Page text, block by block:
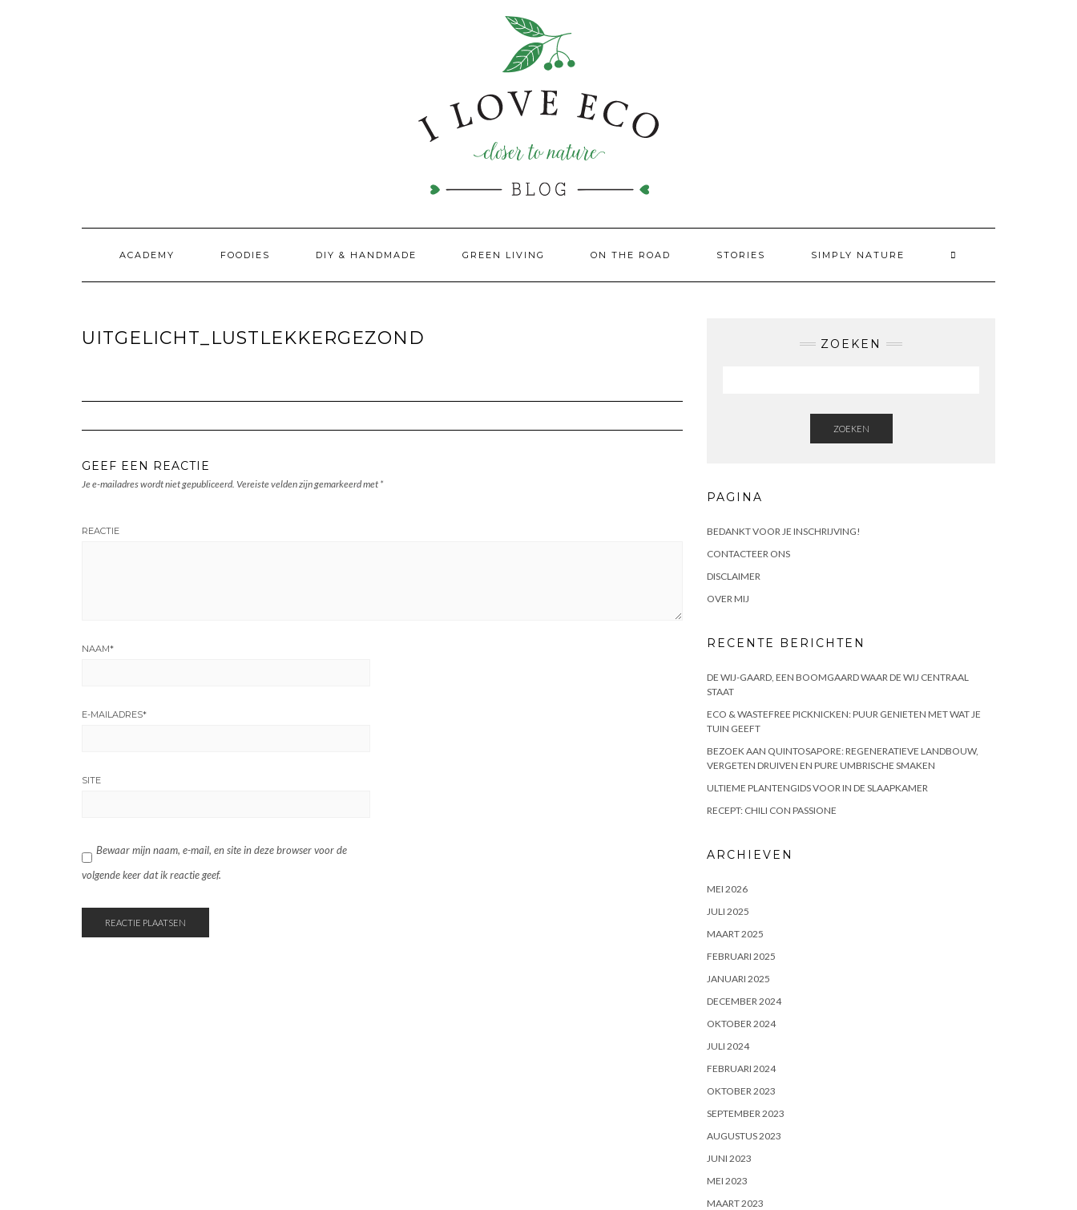
ACADEMY FOODIES DIY & HANDMADE GREEN LIVING ON THE ROAD STORIES SIMPLY NATURE
UITGELICHT_LUSTLEKKERGEZOND
GEEF EEN REACTIE
Je e-mailadres wordt niet gepubliceerd. Vereiste velden zijn gemarkeerd met *
REACTIE
NAAM*
E-MAILADRES*
SITE
Bewaar mijn naam, e-mail, en site in deze browser voor de
volgende keer dat ik reactie geef.
ZOEKEN
ZOEKEN
PAGINA
BEDANKT VOOR JE INSCHRIJVING!
CONTACTEER ONS
DISCLAIMER
OVER MIJ
RECENTE BERICHTEN
DE WIJ-GAARD, EEN BOOMGAARD WAAR DE WIJ CENTRAAL
STAAT
ECO & WASTEFREE PICKNICKEN: PUUR GENIETEN MET WAT JE
TUIN GEEFT
BEZOEK AAN QUINTOSAPORE: REGENERATIEVE LANDBOUW,
VERGETEN DRUIVEN EN PURE UMBRISCHE SMAKEN
ULTIEME PLANTENGIDS VOOR IN DE SLAAPKAMER
RECEPT: CHILI CON PASSIONE
ARCHIEVEN
MEI 2026
JULI 2025
MAART 2025
FEBRUARI 2025
JANUARI 2025
DECEMBER 2024
OKTOBER 2024
JULI 2024
FEBRUARI 2024
OKTOBER 2023
SEPTEMBER 2023
AUGUSTUS 2023
JUNI 2023
MEI 2023
MAART 2023